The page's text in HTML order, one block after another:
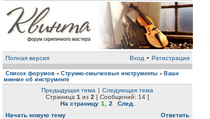
Полная версия Вход • Регистрация
Список форумов » Струнно-смычковые инструменты » Ваше
мнение об инструменте
Предыдущая тема | Следующая тема
Страница 1 из 2 [ Сообщений: 14 ]
На страницу 1 2
След.
Начать новую тему
Ответить